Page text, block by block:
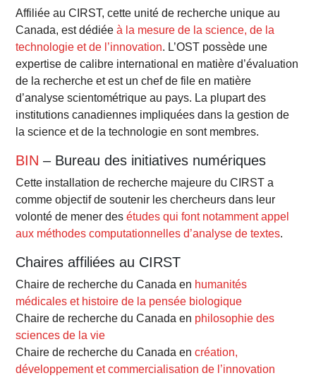
Affiliée au CIRST, cette unité de recherche unique au
Canada, est dédiéeà la mesure de la science, de la
technologie et de l’innovation. L’OST possède une
expertise de calibre international en matière d’évaluation
de la recherche et est un chef de file en matière
d’analyse scientométrique au pays. La plupart des
institutions canadiennes impliquées dans la gestion de
la science et de la technologie en sont membres.
BIN – Bureau des initiatives numériques
Cette installation de recherche majeure du CIRST a
comme objectif de soutenir les chercheurs dans leur
volonté de mener desétudes qui font notamment appel
aux méthodes computationnelles d’analyse de textes.
Chaires affiliées au CIRST
Chaire de recherche du Canada en humanités
médicales et histoire de la pensée biologique
Chaire de recherche du Canada en philosophie des
sciences de la vie
Chaire de recherche du Canada encréation,
développement et commercialisation de l’innovation